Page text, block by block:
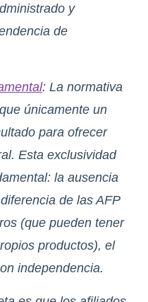
y
de
: La normativa
únicamente un
para ofrecer
Esta exclusividad
la ausencia
de las AFP
(que pueden tener
productos), el
independencia.